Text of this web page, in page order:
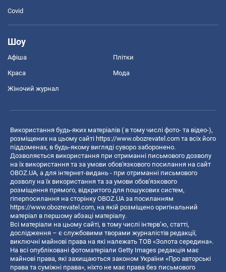
Covid
Шоу
Афіша Плітки
Краса Мода
Жіночий журнал
Використання будь-яких матеріалів ( в тому числі фото- та відео-),
розміщених на цьому сайті https://www.obozrevatel.com та всіх його
піддоменах, в будь-якому вигляді суворо заборонено.
Дозволяється використання при отриманні письмового дозволу
на їх використання та за умови обов'язкового посилання на сайт
OBOZ.UA, а для інтернет-видань - при отриманні письмового
дозволу на їх використання та за умови обов'язкового
розміщення прямого, відкритого для пошукових систем,
гіперпосилання на сторінку OBOZ.UA за посиланням
https://www.obozrevatel.com, на якій розміщено оригінальний
матеріал в першому абзаці матеріалу.
Всі матеріали на цьому сайті, в тому числі інтерв’ю, статті,
дослідження – є службовими творами журналістів редакції,
виключні майнові права на які належать ТОВ «Золота середина».
На всі опубліковані фотоматеріали Getty Images редакція має
майнові права, які захищаються законом України «Про авторські
права та суміжні права», ніхто не має права без письмового